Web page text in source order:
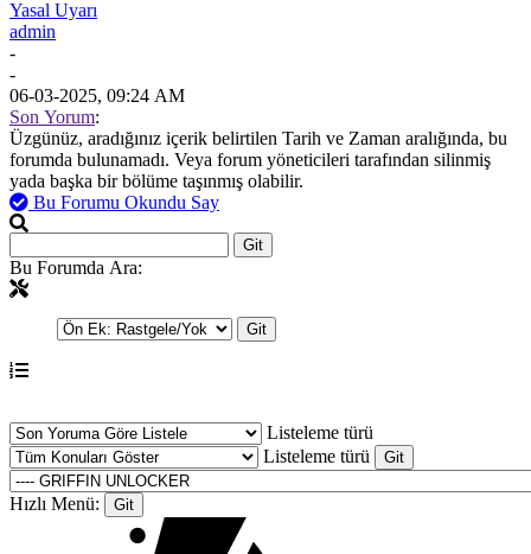
Yasal Uyarı
admin
-
-
06-03-2025, 09:24 AM
Son Yorum:
Üzgünüz, aradığınız içerik belirtilen Tarih ve Zaman aralığında, bu
forumda bulunamadı. Veya forum yöneticileri tarafından silinmiş
yada başka bir bölüme taşınmış olabilir.
Bu Forumu Okundu Say
Bu Forumda Ara:
Listeleme türü
Listeleme türü
Hızlı Menü: